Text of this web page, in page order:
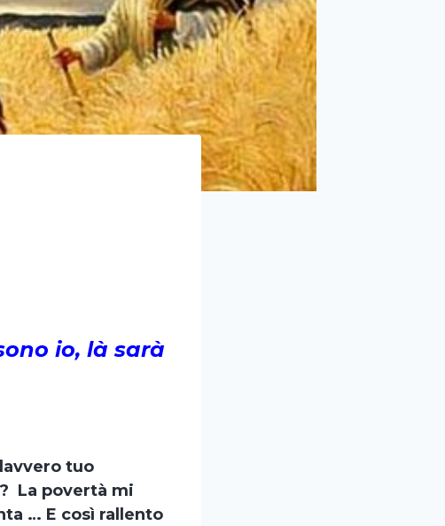
io, là sarà
tuo
La povertà mi
… E così rallento